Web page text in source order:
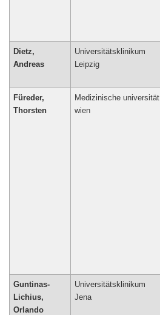
Dietz,
Andreas
Universitätsklinikum
Leipzig
Füreder,
Thorsten
Medizinische universität
wien
Guntinas-
Lichius,
Orlando
Universitätsklinikum
Jena